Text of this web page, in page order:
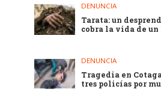
DENUNCIA
Tarata: un
cobra la vida de un
DENUNCIA
Tragedia en
tres policías por